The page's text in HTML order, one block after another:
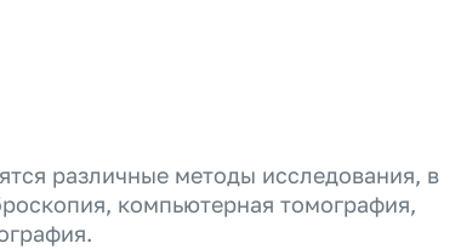
различные методы исследования, в
компьютерная томография,